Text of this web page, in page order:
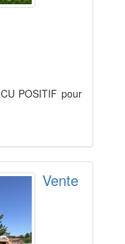
POSITIF pour
Vente